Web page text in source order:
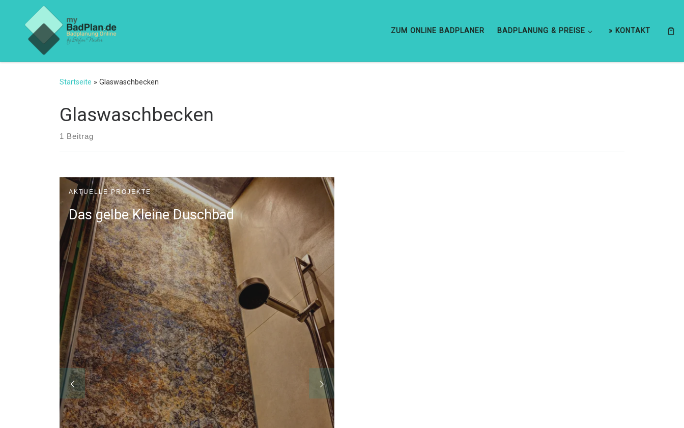
Zum Inhalt springen
ZUM ONLINE BADPLANER BADPLANUNG & PREISE » KONTAKT
Startseite » Glaswaschbecken
Glaswaschbecken
1 Beitrag
AKTUELLE PROJEKTE
Das gelbe Kleine Duschbad